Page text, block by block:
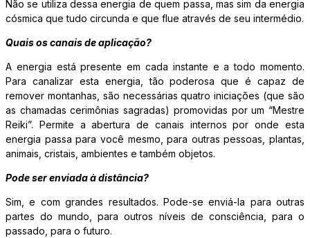
Não se utiliza dessa energia de quem passa, mas sim da energia
cósmica que tudo circunda e que flue através de seu intermédio.
Quais os canais de aplicação?
A energia está presente em cada instante e a todo momento.
Para canalizar esta energia, tão poderosa que é capaz de
remover montanhas, são necessárias quatro iniciações (que são
as chamadas cerimônias sagradas) promovidas por um “Mestre
Reiki”. Permite a abertura de canais internos por onde esta
energia passa para você mesmo, para outras pessoas, plantas,
animais, cristais, ambientes e também objetos.
Pode ser enviada à distância?
Sim, e com grandes resultados. Pode-se enviá-la para outras
partes do mundo, para outros níveis de consciência, para o
passado, para o futuro.